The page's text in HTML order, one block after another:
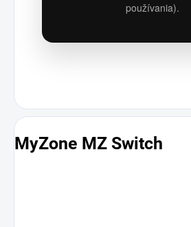
používania).
MyZone MZ Switch